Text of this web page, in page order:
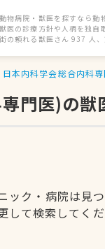
動物病院・獣医を探すなら動
獣医の診療方針や人柄を独自
街の頼れる獣医さん 937 人
日本内科学会総合内科
門医)の獣
ク・病院は見つ
して検索してくだ